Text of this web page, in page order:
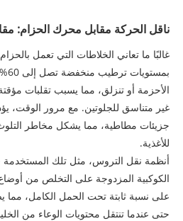
ناقل الحركة مقابل محرك الحزام:
غالبًا ما تعاني الخلاطات التي تعمل
الأحزمة أو تنزلق، مما يسبب تقلبات
غير متناسق للجلوتين. مع مرور الوقت،
جزيئات مطاطية، مما يشكل مخاطر
للأغذية.
أنظمة نقل التروس، مثل تلك المستخدمة
الكوكبية المزدوجة على التخلص من
على نسبة ثابتة تحت الحمل الكامل، مما
حتى عندما تنتقل محتويات الوعاء من